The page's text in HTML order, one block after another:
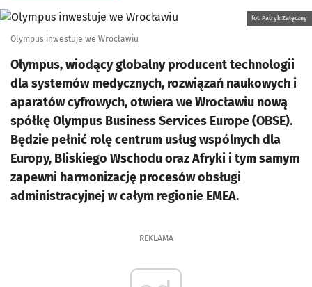
Kliknij, aby powiększyć fot. Patryk Załęczny
Olympus inwestuje we Wrocławiu
Olympus, wiodący globalny producent technologii
dla systemów medycznych, rozwiązań naukowych i
aparatów cyfrowych, otwiera we Wrocławiu nową
spółkę Olympus Business Services Europe (OBSE).
Będzie pełnić rolę centrum usług wspólnych dla
Europy, Bliskiego Wschodu oraz Afryki i tym samym
zapewni harmonizację procesów obsługi
administracyjnej w całym regionie EMEA.
REKLAMA